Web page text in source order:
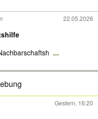
22.05.2026
...
Gestern, 16:20